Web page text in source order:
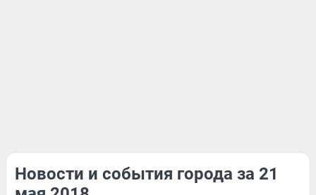
Новости и события города за 21